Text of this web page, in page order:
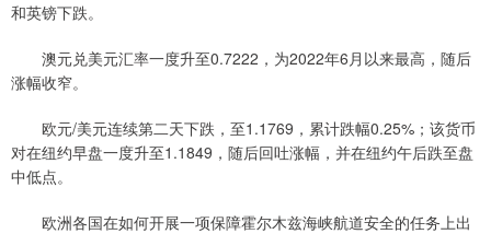
和英镑下跌。
澳元兑美元汇率一度升至0.7222，为2022年6月以来最高，随后
涨幅收窄。
欧元/美元连续第二天下跌，至1.1769，累计跌幅0.25%；该货币
对在纽约早盘一度升至1.1849，随后回吐涨幅，并在纽约午后跌至盘
中低点。
欧洲各国在如何开展一项保障霍尔木兹海峡航道安全的任务上出